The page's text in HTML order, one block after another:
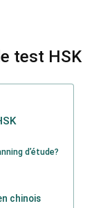
test HSK
d’étude?
chinois